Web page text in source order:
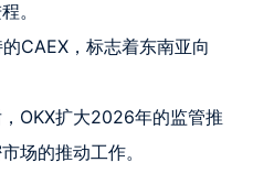
。
CAEX，标志着东南亚向
OKX扩大2026年的监管推
场的推动工作。